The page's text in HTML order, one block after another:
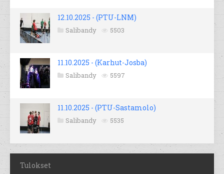
12.10.2025 - (PTU-LNM)
Salibandy 5503
11.10.2025 - (Karhut-Josba)
Salibandy 5597
11.10.2025 - (PTU-Sastamolo)
Salibandy 5535
Tulokset